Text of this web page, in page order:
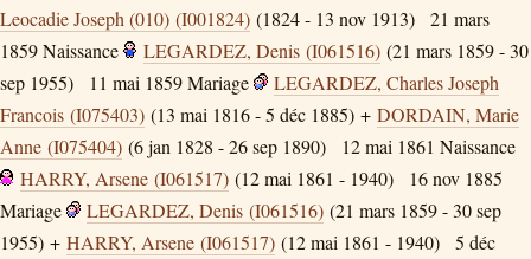
Leocadie Joseph (010) (I001824) (1824 - 13 nov 1913)
21 mars
1859Naissance LEGARDEZ, Denis (I061516) (21 mars 1859 - 30
sep 1955)
11 mai 1859Mariage
LEGARDEZ, Charles Joseph
Francois (I075403) (13 mai 1816 - 5 déc 1885) + DORDAIN, Marie
Anne (I075404) (6 jan 1828 - 26 sep 1890) 12 mai 1861 Naissance
HARRY, Arsene (I061517) (12 mai 1861 - 1940)
16 nov 1885
Mariage
LEGARDEZ, Denis (I061516) (21 mars 1859 - 30 sep
1955) + HARRY, Arsene (I061517) (12 mai 1861 - 1940)
5 déc